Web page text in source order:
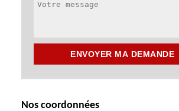
Nos coordonnées